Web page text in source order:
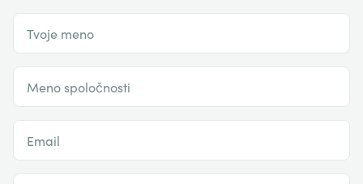
Tvoje meno
Meno spoločnosti
Email